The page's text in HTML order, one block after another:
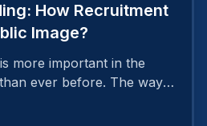
How Recruitment
Image?
more important in the
ever before. The way